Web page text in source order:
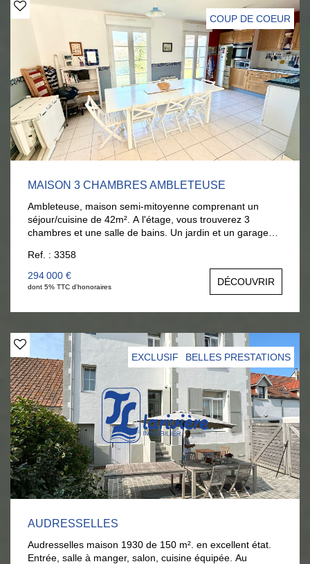
visiter, vous pouvez contacter Justine Briançon au
COUP DE COEUR
MAISON 3 CHAMBRES AMBLETEUSE
Ambleteuse, maison semi-mitoyenne comprenant un
séjour/cuisine de 42m². A l'étage, vous trouverez 3
chambres et une salle de bains. Un jardin et un garage
luminosité. Aucun travaux. A visiter rapidement :
03.21.32.42.67. AGENCE LARIVIERE WIMEREUX
Ref. : 3358
294 000 €
dont 5% TTC d'honoraires DÉCOUVRIR
EXCLUSIF BELLES PRESTATIONS
AUDRESSELLES
Audresselles maison 1930 de 150 m². en excellent état.
Entrée, salle à manger, salon, cuisine équipée. Au